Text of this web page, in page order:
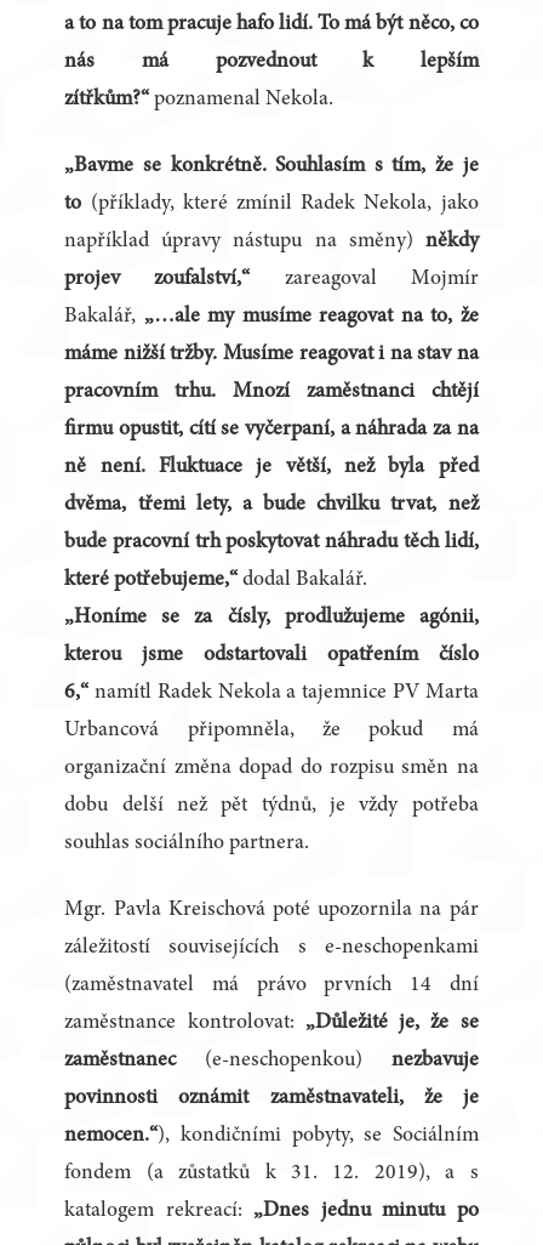
a to na tom pracuje hafo lidí. To má být něco, co
nás má pozvednout k lepším
zítřkům?“ poznamenal Nekola.
„Bavme se konkrétně. Souhlasím s tím, že je
to (příklady, které zmínil Radek Nekola, jako
například úpravy nástupu na směny) někdy
projev zoufalství,“ zareagoval Mojmír
Bakalář, „…ale my musíme reagovat na to, že
máme nižší tržby. Musíme reagovat i na stav na
pracovním trhu. Mnozí zaměstnanci chtějí
firmu opustit, cítí se vyčerpaní, a náhrada za na
ně není. Fluktuace je větší, než byla před
dvěma, třemi lety, a bude chvilku trvat, než
bude pracovní trh poskytovat náhradu těch lidí,
které potřebujeme,“ dodal Bakalář.
„Honíme se za čísly, prodlužujeme agónii,
kterou jsme odstartovali opatřením číslo
6,“ namítl Radek Nekola a tajemnice PV Marta
Urbancová připomněla, že pokud má
organizační změna dopad do rozpisu směn na
dobu delší než pět týdnů, je vždy potřeba
souhlas sociálního partnera.
Mgr. Pavla Kreischová poté upozornila na pár
záležitostí souvisejících s e-neschopenkami
(zaměstnavatel má právo prvních 14 dní
zaměstnance kontrolovat: „Důležité je, že se
zaměstnanec(e-neschopenkou) nezbavuje
povinnosti oznámit zaměstnavateli, že je
nemocen.“), kondičními pobyty, se Sociálním
fondem (a zůstatků k 31. 12. 2019), a s
katalogem rekreací: „Dnes jednu minutu po